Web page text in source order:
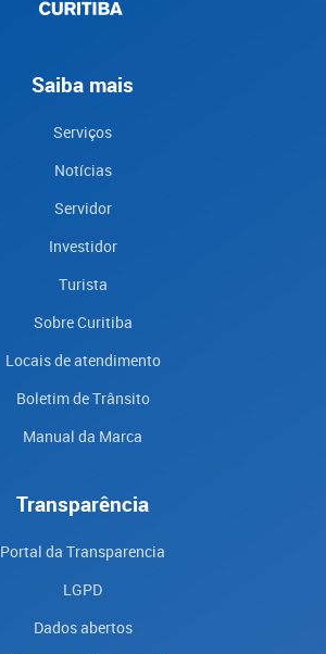
Saiba mais
Serviços
Notícias
Servidor
Investidor
Turista
Sobre Curitiba
Locais de atendimento
Boletim de Trânsito
Manual da Marca
Transparência
Portal da Transparencia
LGPD
Dados abertos